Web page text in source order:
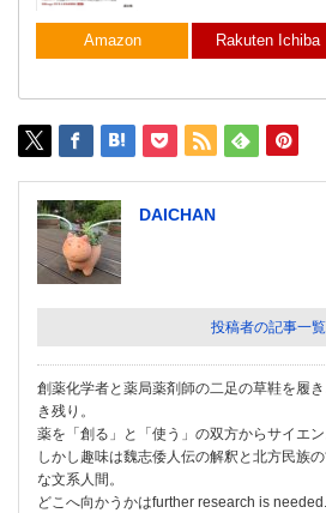
Amazon Rakuten Ichiba
DAICHAN
投稿者の記事一覧
創薬化学者と薬局薬剤師の二足の草鞋を履
き残り。
薬を「創る」と「使う」の双方からサイエン
しかし趣味は魏志倭人伝の解釈と北方民族
な文系人間。
どこへ向かうかはfurther research is needed.